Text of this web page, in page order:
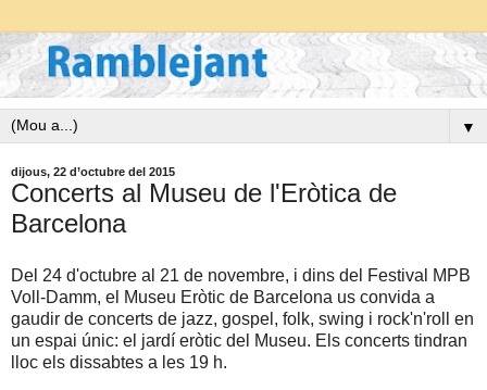
▼
dijous, 22 d’octubre del 2015
Concerts al Museu de l'Eròtica de
Barcelona
Del 24 d'octubre al 21 de novembre, i dins del Festival MPB
Voll-Damm, el Museu Eròtic de Barcelona us convida a
gaudir de concerts de jazz, gospel, folk, swing i rock'n'roll en
un espai únic: el jardí eròtic del Museu. Els concerts tindran
lloc els dissabtes a les 19 h.